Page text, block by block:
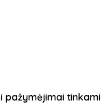
pažymėjimai